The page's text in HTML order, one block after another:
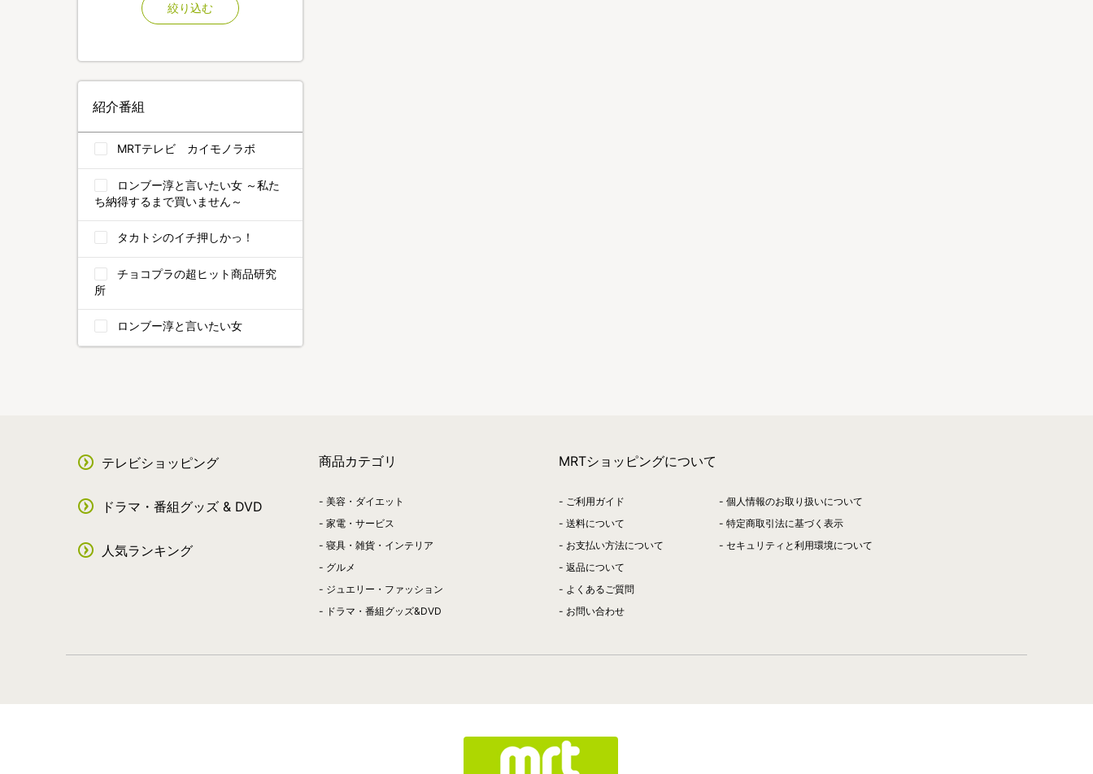
絞り込む
紹介番組
MRTテレビ カイモノラボ
ロンブー淳と言いたい女 ～私た
ち納得するまで買いません～
タカトシのイチ押しかっ！
チョコプラの超ヒット商品研究
所
ロンブー淳と言いたい女
テレビショッピング
ドラマ・番組グッズ & DVD
人気ランキング
商品カテゴリ
美容・ダイエット
家電・サービス
寝具・雑貨・インテリア
グルメ
ジュエリー・ファッション
ドラマ・番組グッズ&DVD
MRTショッピングについて
ご利用ガイド
送料について
お支払い方法について
返品について
よくあるご質問
お問い合わせ
個人情報のお取り扱いについて
特定商取引法に基づく表示
セキュリティと利用環境について